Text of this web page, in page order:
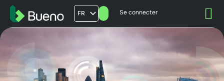
FR
AU
UK
Se connecter